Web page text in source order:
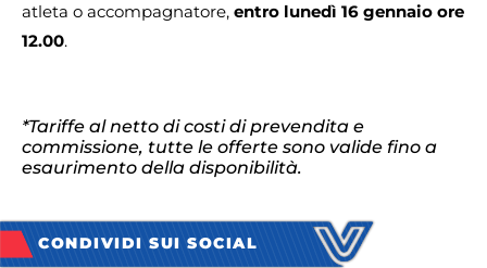
atleta o accompagnatore, entro lunedì 16 gennaio ore
12.00.
*Tariffe al netto di costi di prevendita e
commissione, tutte le offerte sono valide fino a
esaurimento della disponibilità.
CONDIVIDI SUI SOCIAL